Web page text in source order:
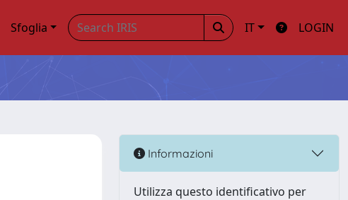
Sfoglia IT LOGIN
Informazioni
Utilizza questo identificativo per